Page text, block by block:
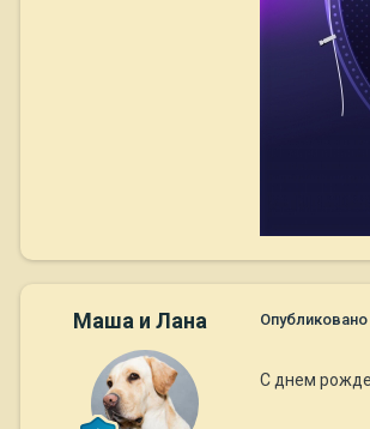
Маша и Лана Опубликовано
С днем